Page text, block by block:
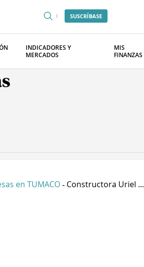
SUSCRÍBASE
INDICADORES Y
MERCADOS
MIS
FINANZAS
en TUMACO - Constructora Uriel ...